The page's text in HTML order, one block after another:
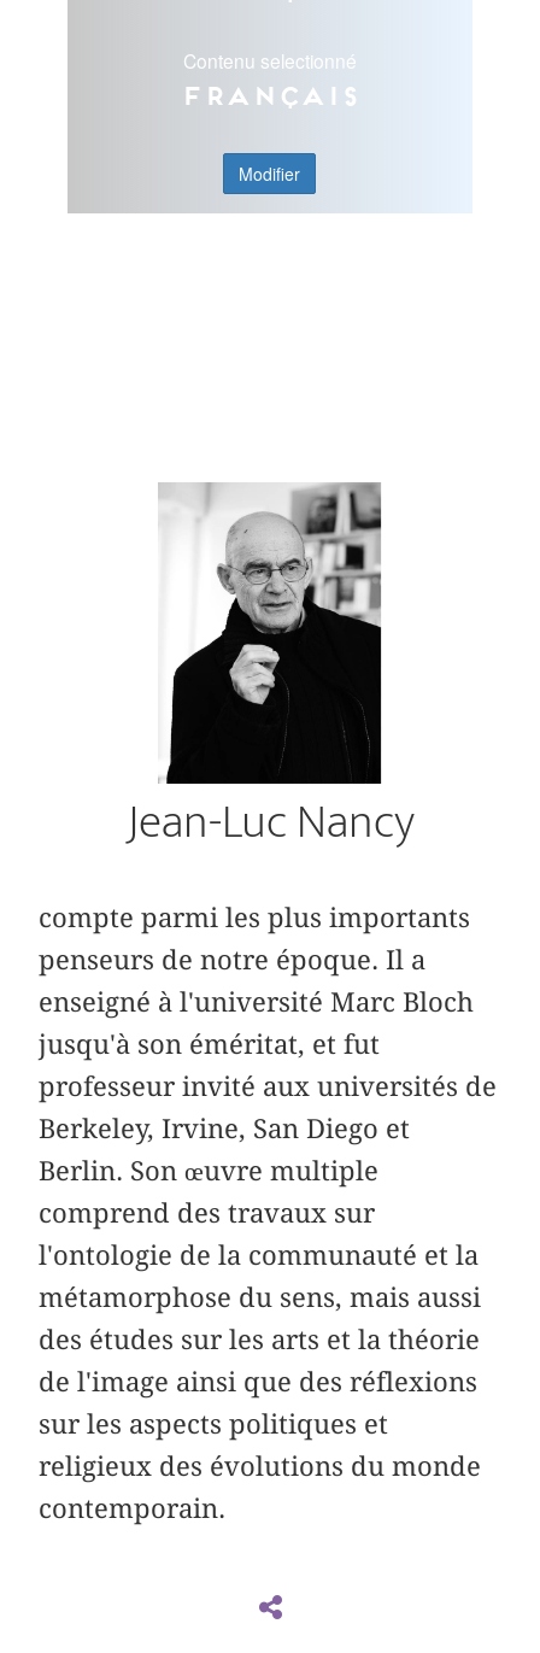
Contenu selectionné
Français
Modifier
Jean-Luc Nancy
compte parmi les plus importants
penseurs de notre époque. Il a
enseigné à l'université Marc Bloch
jusqu'à son éméritat, et fut
professeur invité aux universités de
Berkeley, Irvine, San Diego et
Berlin. Son œuvre multiple
comprend des travaux sur
l'ontologie de la communauté et la
métamorphose du sens, mais aussi
des études sur les arts et la théorie
de l'image ainsi que des réflexions
sur les aspects politiques et
religieux des évolutions du monde
contemporain.